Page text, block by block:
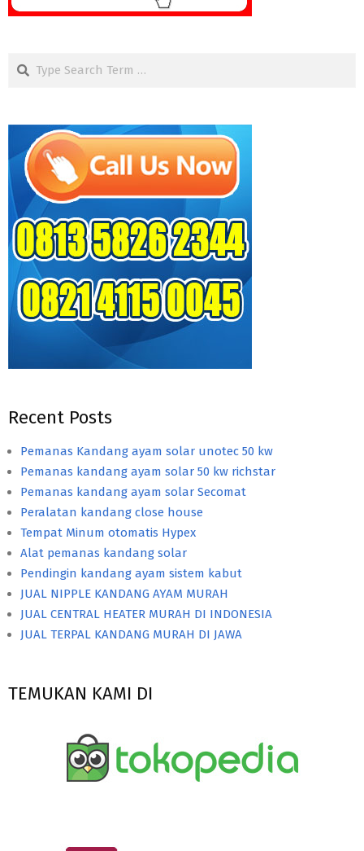
Search
Recent Posts
Pemanas Kandang ayam solar unotec 50 kw
Pemanas kandang ayam solar 50 kw richstar
Pemanas kandang ayam solar Secomat
Peralatan kandang close house
Tempat Minum otomatis Hypex
Alat pemanas kandang solar
Pendingin kandang ayam sistem kabut
JUAL NIPPLE KANDANG AYAM MURAH
JUAL CENTRAL HEATER MURAH DI INDONESIA
JUAL TERPAL KANDANG MURAH DI JAWA
TEMUKAN KAMI DI